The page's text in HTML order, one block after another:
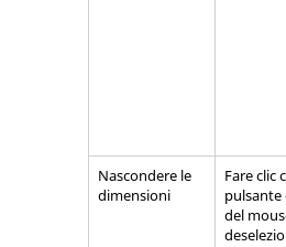
Nascondere le
dimensioni
Fare clic
del